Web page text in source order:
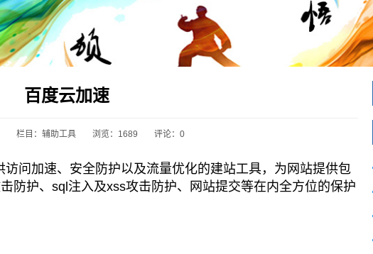
百度云加速
栏目： 辅助工具 浏览：1689 评论：0
问加速、安全防护以及流量优化的建站工具，为网站提供包
防护、sql注入及xss攻击防护、网站提交等在内全方位的保护